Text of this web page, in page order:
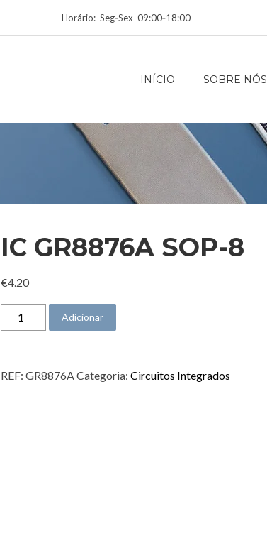
Horário: Seg‑Sex 09:00‑18:00
INÍCIO SOBRE NÓS
IC GR8876A SOP-8
€4.20
Quantidade de IC GR8876A SOP-8
Adicionar
REF: GR8876ACategoria: Circuitos Integrados